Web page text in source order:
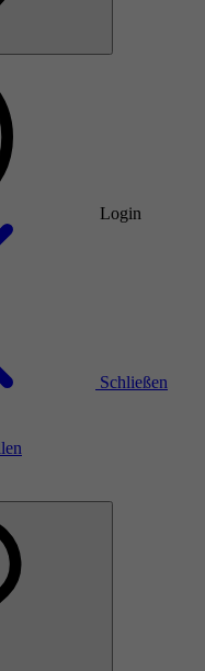
Login
Schließen